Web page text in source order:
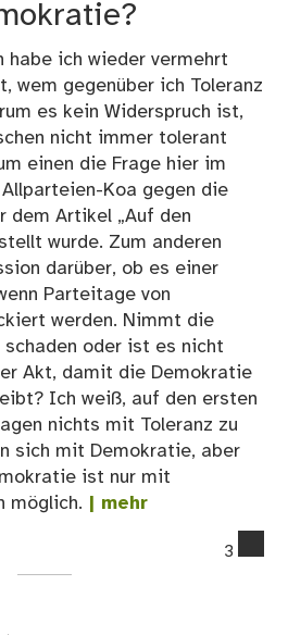
habe ich wieder vermehrt
wem gegenüber ich Toleranz
es kein Widerspruch ist,
nicht immer tolerant
einen die Frage hier im
Koa gegen die
dem Artikel „Auf den
wurde. Zum anderen
darüber, ob es einer
Parteitage von
werden. Nimmt die
schaden oder ist es nicht
Akt, damit die Demokratie
Ich weiß, auf den ersten
nichts mit Toleranz zu
sich mit Demokratie, aber
ist nur mit
möglich. | mehr
3